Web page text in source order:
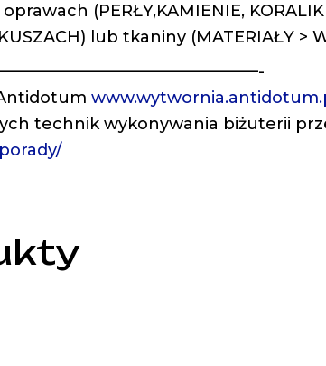
(PERŁY,KAMIENIE,
lub tkaniny (MATERIAŁY >
technik wykonywania biżuterii